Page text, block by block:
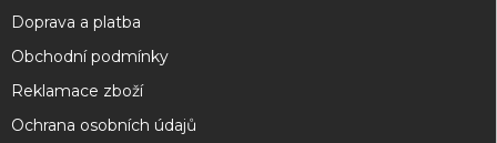
Doprava a platba
Obchodní podmínky
Reklamace zboží
Ochrana osobních údajů